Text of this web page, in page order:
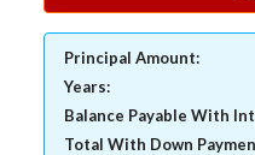
Principal Amount:
Years:
Balance Payable With
Total With Down